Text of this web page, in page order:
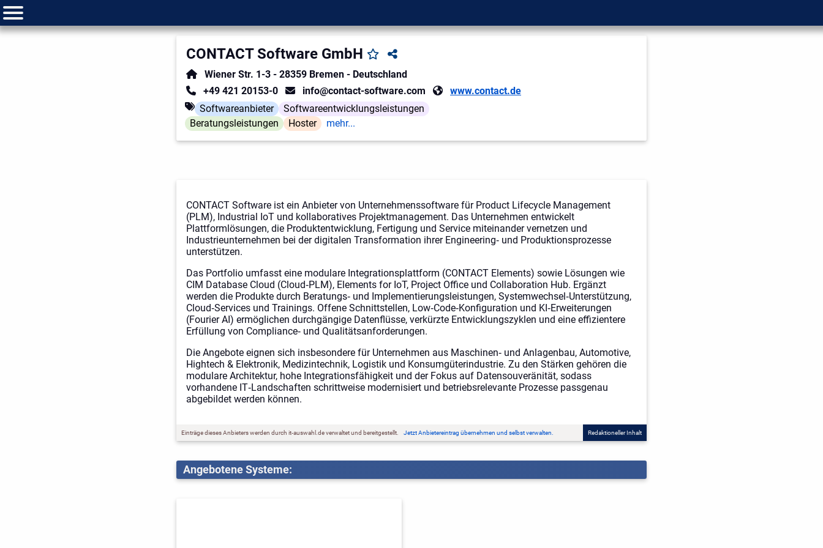
CONTACT Software GmbH
Wiener Str. 1-3 - 28359 Bremen - Deutschland
+49 421 20153-0
info@contact-software.com
www.contact.de
Softwareanbieter
Softwareentwicklungsleistungen
Beratungsleistungen
Hoster mehr...
CONTACT Software ist ein Anbieter von Unternehmenssoftware für Product Lifecycle Management
(PLM), Industrial IoT und kollaboratives Projektmanagement. Das Unternehmen entwickelt
Plattformlösungen, die Produktentwicklung, Fertigung und Service miteinander vernetzen und
Industrieunternehmen bei der digitalen Transformation ihrer Engineering‑ und Produktionsprozesse
unterstützen.
Das Portfolio umfasst eine modulare Integrationsplattform (CONTACT Elements) sowie Lösungen wie
CIM Database Cloud (Cloud‑PLM), Elements for IoT, Project Office und Collaboration Hub. Ergänzt
werden die Produkte durch Beratungs‑ und Implementierungsleistungen, Systemwechsel‑Unterstützung,
Cloud‑Services und Trainings. Offene Schnittstellen, Low‑Code‑Konfiguration und KI‑Erweiterungen
(Fourier AI) ermöglichen durchgängige Datenflüsse, verkürzte Entwicklungszyklen und eine effizientere
Erfüllung von Compliance‑ und Qualitätsanforderungen.
Die Angebote eignen sich insbesondere für Unternehmen aus Maschinen‑ und Anlagenbau, Automotive,
Hightech & Elektronik, Medizintechnik, Logistik und Konsumgüterindustrie. Zu den Stärken gehören die
modulare Architektur, hohe Integrationsfähigkeit und der Fokus auf Datensouveränität, sodass
vorhandene IT‑Landschaften schrittweise modernisiert und betriebsrelevante Prozesse passgenau
abgebildet werden können.
Einträge dieses Anbieters werden durch it-auswahl.de verwaltet und bereitgestellt. Jetzt Anbietereintrag übernehmen und selbst verwalten. Redaktioneller Inhalt
Angebotene Systeme: